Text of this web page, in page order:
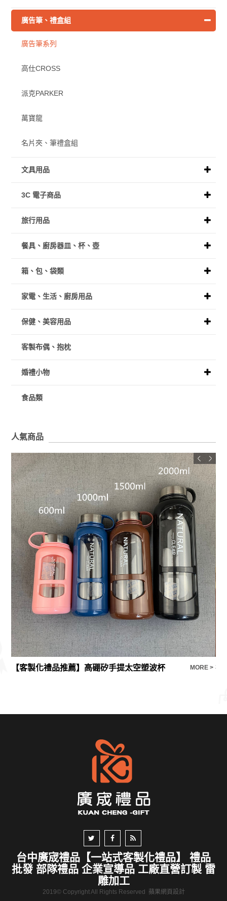
廣告筆、禮盒組
廣告筆系列
高仕CROSS
派克PARKER
萬寶龍
名片夾、筆禮盒組
文具用品
3C 電子商品
旅行用品
餐具、廚房器皿、杯、壺
箱、包、袋類
家電、生活、廚房用品
保健、美容用品
客製布偶、抱枕
婚禮小物
食品類
人氣商品
【客製化禮品推薦】高硼矽手提太空塑波杯 MORE > 禮
台中廣宬禮品【一站式客製化禮品】 禮品
批發 部隊禮品 企業宣導品 工廠直營訂製 雷
雕加工
2019© Copyright All Rights Reserved 蘋果網頁設計